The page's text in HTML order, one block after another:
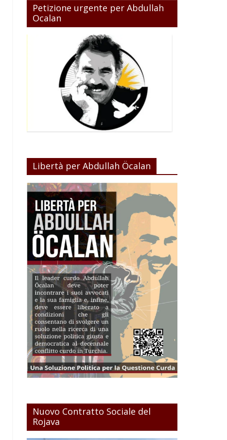
Petizione urgente per Abdullah
Ocalan
Libertà per Abdullah Öcalan
Nuovo Contratto Sociale del
Rojava